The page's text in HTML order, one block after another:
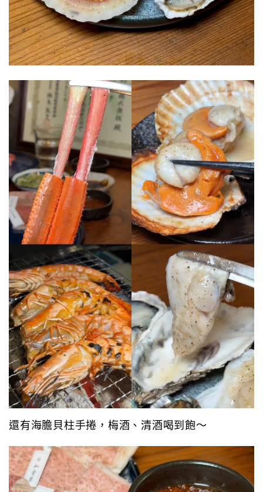
還有海膽貝柱手捲，梅酒、清酒喝到飽～